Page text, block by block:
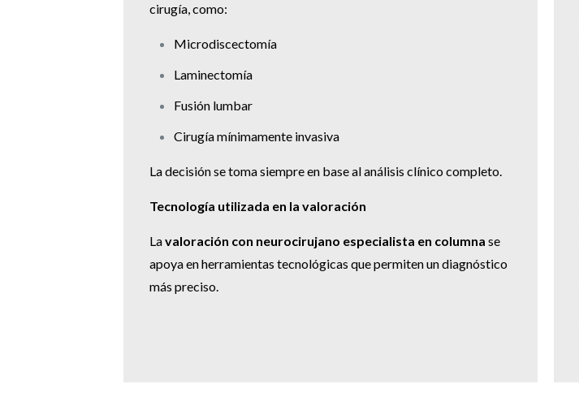
cirugía, como:
Microdiscectomía
Laminectomía
Fusión lumbar
Cirugía mínimamente invasiva
La decisión se toma siempre en base al análisis clínico completo.
Tecnología utilizada en la valoración
Lavaloración con neurocirujano especialista en columna se
apoya en herramientas tecnológicas que permiten un diagnóstico
más preciso.